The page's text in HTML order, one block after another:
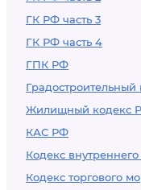
ГК РФ часть 3
ГК РФ часть 4
ГПК РФ
Жилищный кодекс
КАС РФ
Кодекс
Кодекс торгового